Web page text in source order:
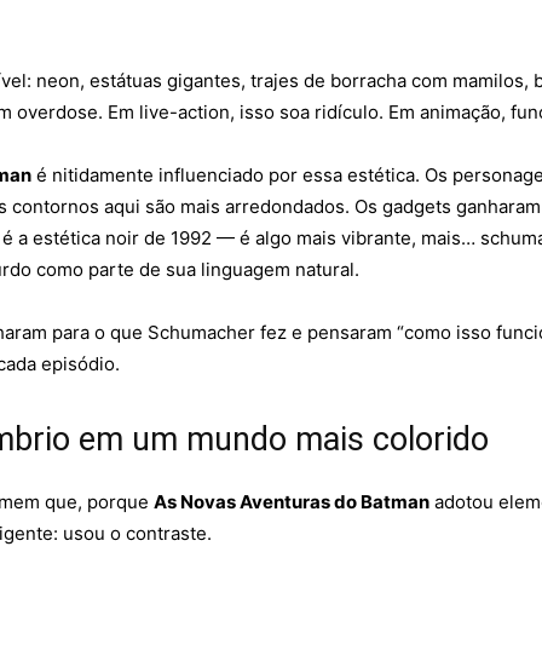
neon, estátuas gigantes, trajes de borracha com
overdose. Em live-action, isso soa ridículo. Em animação,
é nitidamente influenciado por essa estética. Os
contornos aqui são mais arredondados. Os gadgets
a estética noir de 1992 — é algo mais vibrante, mais…
como parte de sua linguagem natural.
para o que Schumacher fez e pensaram “como isso
episódio.
em um mundo mais colorido
que, porque As Novas Aventuras do Batman adotou
usou o contraste.